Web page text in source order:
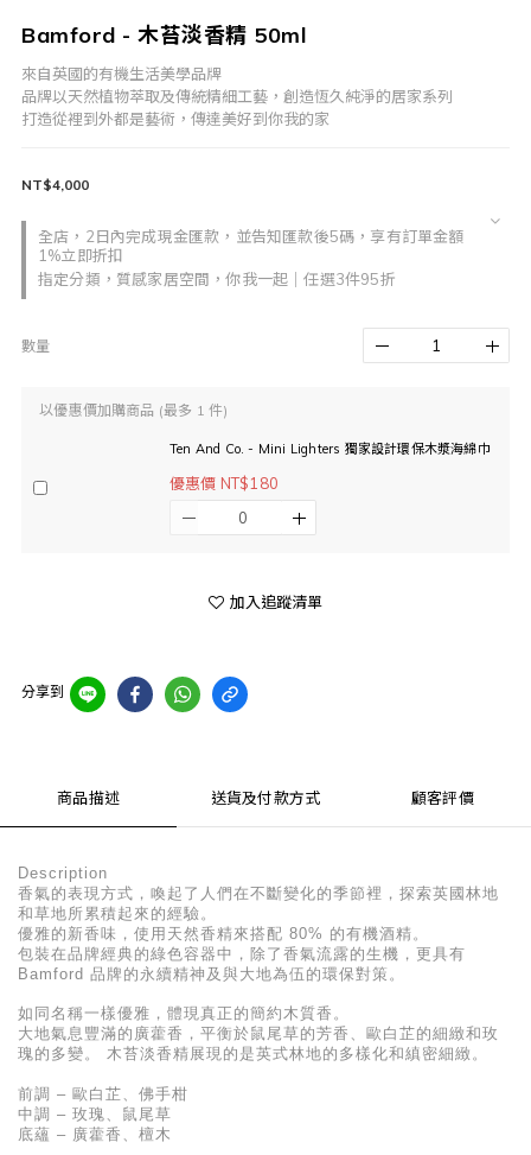
Bamford - 木苔淡香精 50ml
來自英國的有機生活美學品牌
品牌以天然植物萃取及傳統精細工藝，創造恆久純淨的居家系列
打造從裡到外都是藝術，傳達美好到你我的家
全店，2日內完成現金匯款，並告知匯款後5碼，享有訂單金額
1%立即折扣
指定分類，質感家居空間，你我一起｜任選3件95折
NT$4,000
數量
以優惠價加購商品 (最多 1 件)
Ten And Co. - Mini Lighters 獨家設計環保木漿海綿巾
優惠價 NT$180
加入追蹤清單
分享到
商品描述 送貨及付款方式 顧客評價
Description
香氣的表現方式，喚起了人們在不斷變化的季節裡，探索英國林地
和草地所累積起來的經驗。
優雅的新香味，使用天然香精來搭配 80% 的有機酒精。
包裝在品牌經典的綠色容器中，除了香氣流露的生機，更具有
Bamford 品牌的永續精神及與大地為伍的環保對策。
如同名稱一樣優雅，體現真正的簡約木質香。
大地氣息豐滿的廣藿香，平衡於鼠尾草的芳香、歐白芷的細緻和玫
瑰的多變。 木苔淡香精展現的是英式林地的多樣化和縝密細緻。
前調 – 歐白芷、佛手柑
中調 – 玫瑰、鼠尾草
底蘊 – 廣藿香、檀木